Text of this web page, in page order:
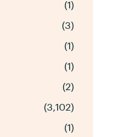
(1)
(3)
(1)
(1)
(2)
(3,102)
(1)